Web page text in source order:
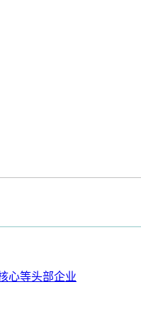
心等头部企业